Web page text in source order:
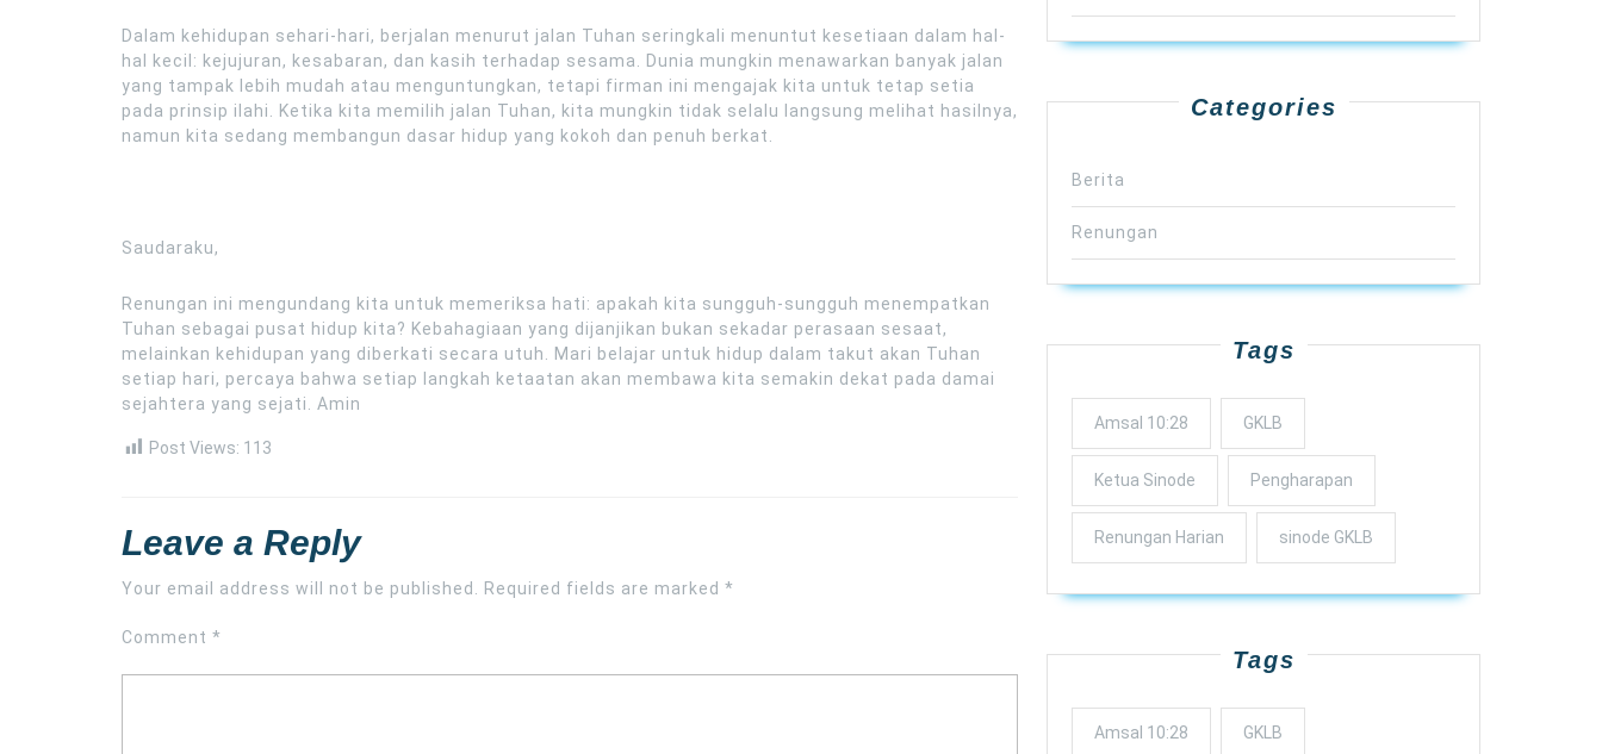
Dalam kehidupan sehari-hari, berjalan menurut jalan Tuhan seringkali menuntut kesetiaan dalam hal-
hal kecil: kejujuran, kesabaran, dan kasih terhadap sesama. Dunia mungkin menawarkan banyak jalan
yang tampak lebih mudah atau menguntungkan, tetapi firman ini mengajak kita untuk tetap setia
pada prinsip ilahi. Ketika kita memilih jalan Tuhan, kita mungkin tidak selalu langsung melihat hasilnya,
namun kita sedang membangun dasar hidup yang kokoh dan penuh berkat.
Saudaraku,
Renungan ini mengundang kita untuk memeriksa hati: apakah kita sungguh-sungguh menempatkan
Tuhan sebagai pusat hidup kita? Kebahagiaan yang dijanjikan bukan sekadar perasaan sesaat,
melainkan kehidupan yang diberkati secara utuh. Mari belajar untuk hidup dalam takut akan Tuhan
setiap hari, percaya bahwa setiap langkah ketaatan akan membawa kita semakin dekat pada damai
sejahtera yang sejati. Amin
Post Views: 113
Leave a Reply
Your email address will not be published. Required fields are marked *
Comment *
Categories
Berita
Renungan
Tags
Amsal 10:28 GKLB
Ketua Sinode Pengharapan
Renungan Harian sinode GKLB
Tags
Amsal 10:28 GKLB